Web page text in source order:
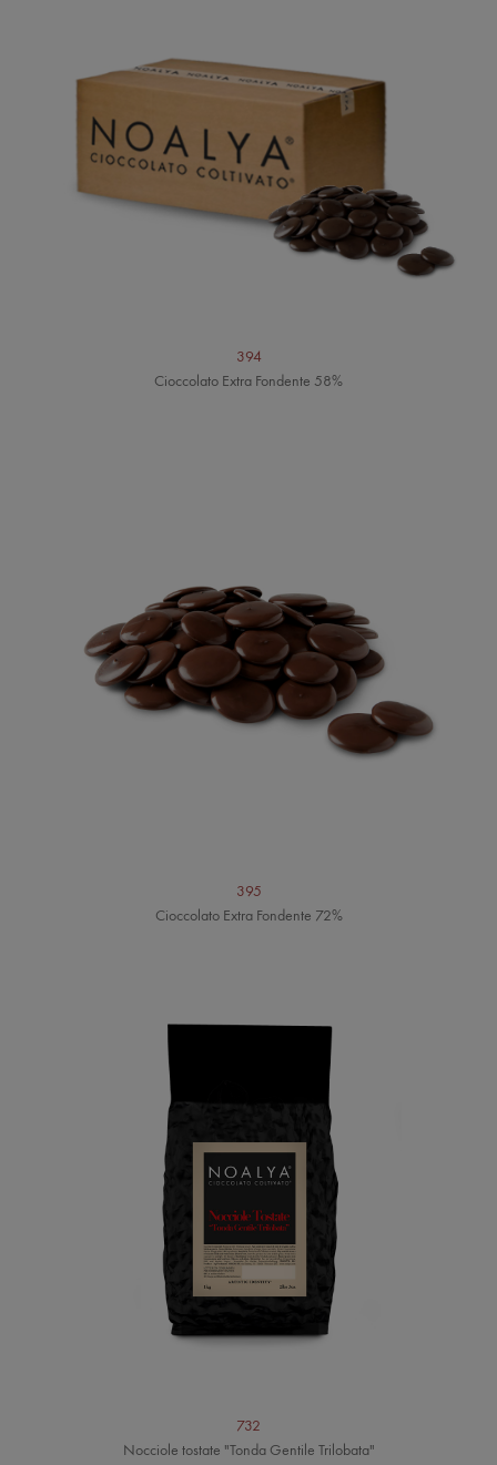
394
Cioccolato Extra Fondente 58%
395
Cioccolato Extra Fondente 72%
732
Nocciole tostate "Tonda Gentile Trilobata"